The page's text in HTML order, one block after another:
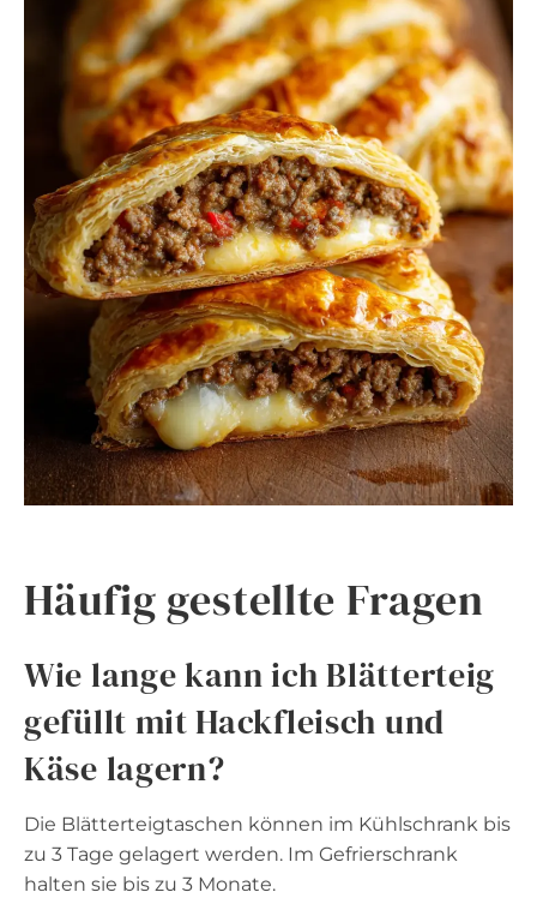
Häufig gestellte Fragen
Wie lange kann ich Blätterteig
gefüllt mit Hackfleisch und
Käse lagern?
Die Blätterteigtaschen können im Kühlschrank bis
zu 3 Tage gelagert werden. Im Gefrierschrank
halten sie bis zu 3 Monate.